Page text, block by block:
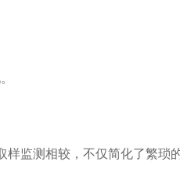
监测相较，不仅简化了繁琐